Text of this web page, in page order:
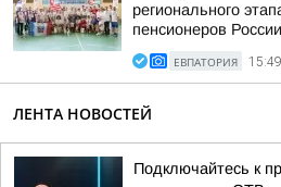
регионального
пенсионеров
ЕВПАТОРИЯ 15:49
ЛЕНТА НОВОСТЕЙ
Подключайтесь к